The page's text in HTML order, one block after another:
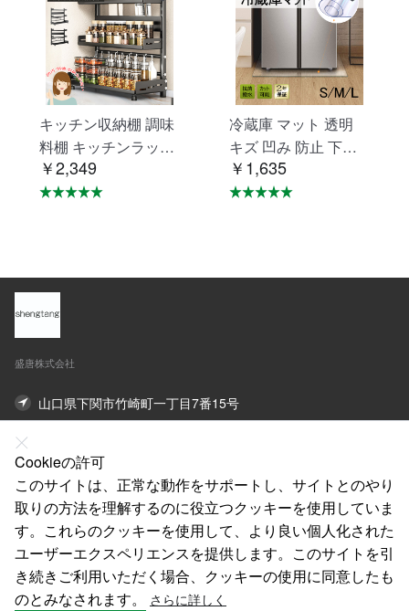
キッチン収納棚 調味
料棚 キッチンラック
調味料ラック 三層 台
所収納 キッチン収納
￥2,349
冷蔵庫 マット 透明
キズ 凹み 防止 下敷
き Lサイズ ポリカー
ボネート 洗濯機 冷蔵
￥1,635
盛唐株式会社
山口県下関市竹崎町一丁目7番15号
私たちについて
法律声明
ヘルプ
サービス
Cookieの許可
このサイトは、正常な動作をサポートし、サイトとのやり
取りの方法を理解するのに役立つクッキーを使用していま
す。これらのクッキーを使用して、より良い個人化された
ユーザーエクスペリエンスを提供します。このサイトを引
き続きご利用いただく場合、クッキーの使用に同意したも
のとみなされます。
さらに詳しく